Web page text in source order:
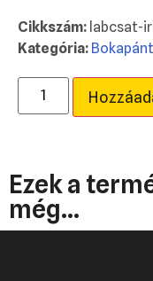
Cikkszám: labcsat-
Kategória: Bokapánt
Ezek a
még...